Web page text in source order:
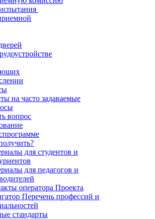
на часто задаваемые
вопрос
для студентов и
для педагогов и
оператора Проекта
Перечень профессий и
стандарты